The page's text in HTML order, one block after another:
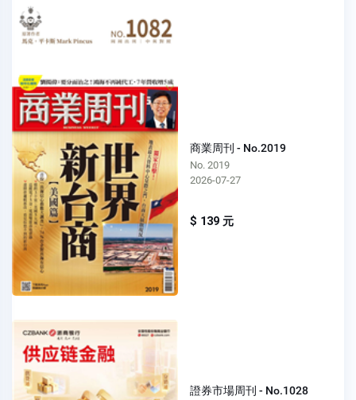
商業周刊 - No.2019
No. 2019
2026-07-27
$ 139 元
證券市場周刊 - No.1028